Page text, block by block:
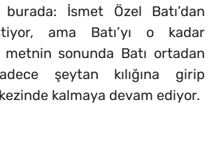
İsmet Özel Batı’dan
ama Batı’yı o kadar
sonunda Batı ortadan
şeytan kılığına girip
kalmaya devam ediyor.